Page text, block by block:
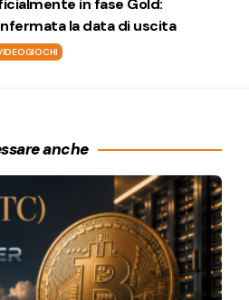
in fase Gold:
la data di uscita
anche